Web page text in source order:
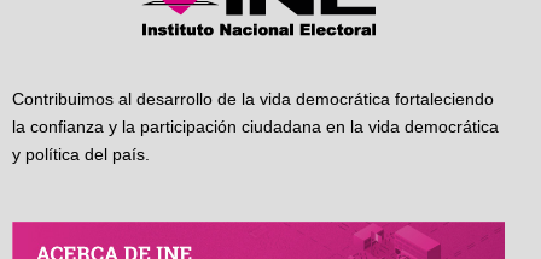
Contribuimos al desarrollo de la vida democrática fortaleciendo
la confianza y la participación ciudadana en la vida democrática
y política del país.